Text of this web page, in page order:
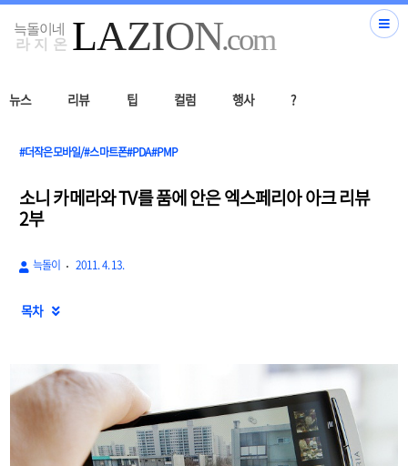
뉴스 리뷰 팁 컬럼 행사 ?
#더작은모바일/#스마트폰#PDA#PMP
소니 카메라와 TV를 품에 안은 엑스페리아 아크 리뷰
2부
늑돌이 2011. 4. 13.
목차 